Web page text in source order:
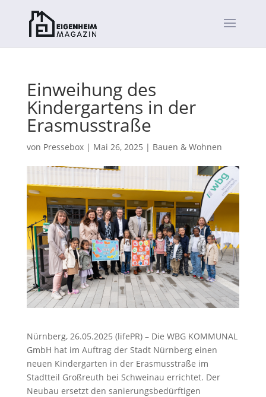
Einweihung des
Kindergartens in der
Erasmusstraße
von Pressebox| Mai 26, 2025 | Bauen & Wohnen
Nürnberg, 26.05.2025 (lifePR) – Die WBG KOMMUNAL
GmbH hat im Auftrag der Stadt Nürnberg einen
neuen Kindergarten in der Erasmusstraße im
Stadtteil Großreuth bei Schweinau errichtet. Der
Neubau ersetzt den sanierungsbedürftigen